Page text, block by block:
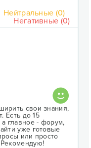
Нейтральные (0)
Негативные (0)
свои знания,
Есть до 15
главное - форум,
уже готовые
или просто